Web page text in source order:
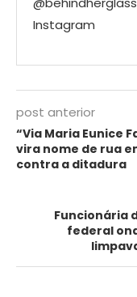
Instagram
post anterior
“Via Maria Eunice
vira nome de rua
contra a ditadura
Funcionária
federal